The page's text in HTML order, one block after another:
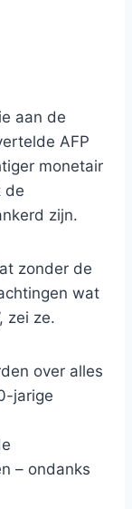
aan de
AFP
monetair
de
zijn.
zonder de
wat
zei ze.
over alles
jarige
– ondanks